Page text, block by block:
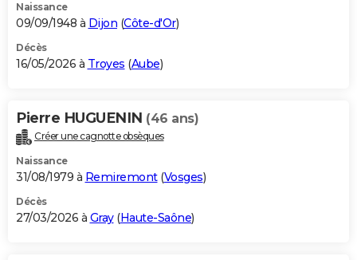
Naissance
09/09/1948 à Dijon (Côte-d'Or)
Décès
16/05/2026 à Troyes (Aube)
Pierre HUGUENIN (46 ans)
Créer une cagnotte obsèques
Naissance
31/08/1979 à Remiremont(Vosges)
Décès
27/03/2026 à Gray(Haute-Saône)